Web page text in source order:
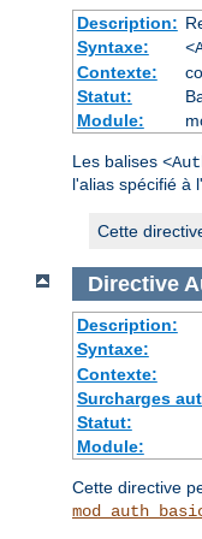
Description:
Syntaxe:
Contexte:
Statut:
Module:
Les balises
l'alias spécifié à
Cette
Directive
Description:
Syntaxe:
Contexte:
Surcharges
Statut:
Module:
Cette directive